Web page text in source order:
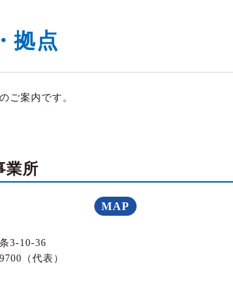
拠点
ご案内です。
業所
MAP
3-10-36
（代表）